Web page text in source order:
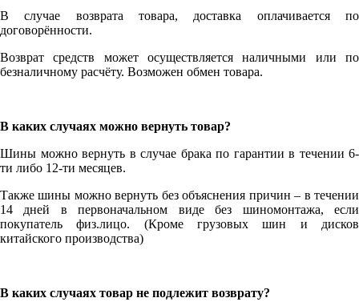
В случае возврата товара, доставка оплачивается по
договорённости.
Возврат средств может осуществляется наличными или по
безналичному расчёту. Возможен обмен товара.
В каких случаях можно вернуть товар?
Шины можно вернуть в случае брака по гарантии в течении 6-
ти либо 12-ти месяцев.
Также шины можно вернуть без объяснения причин – в течении
14 дней в первоначальном виде без шиномонтажа, если
покупатель физ.лицо. (Кроме грузовых шин и дисков
китайского производства)
В каких случаях товар не подлежит возврату?